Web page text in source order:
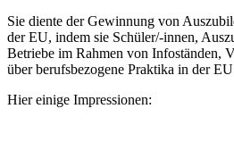
Sie diente der Gewinnung von
der EU, indem sie Schüler/-innen,
Betriebe im Rahmen von Infoständen,
über berufsbezogene Praktika in der
Hier einige Impressionen: